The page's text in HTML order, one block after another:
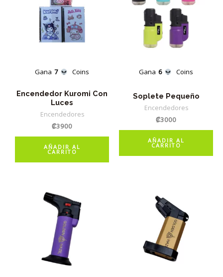
Gana 7 Coins
Encendedor Kuromi Con
Luces
Encendedores
₡3900
AÑADIR AL
CARRITO
Gana 6 Coins
Soplete Pequeño
Encendedores
₡3000
AÑADIR AL
CARRITO